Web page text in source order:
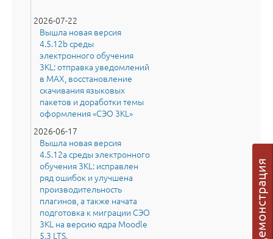
2026-07-22
Вышла новая версия
4.5.12b среды
электронного обучения
3KL: отправка уведомлений
в MAX, восстановление
скачивания языковых
пакетов и доработки темы
оформления «СЭО 3KL»
2026-06-17
Вышла новая версия
4.5.12a среды электронного
обучения 3KL: исправлен
ряд ошибок и улучшена
производительность
плагинов, а также начата
подготовка к миграции СЭО
3KL на версию ядра Moodle
5.3 LTS.